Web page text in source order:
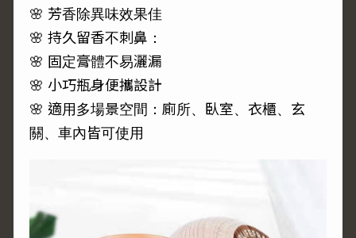
🌸 芳香除異味效果佳
🌸 持久留香不刺鼻：
🌸 固定膏體不易灑漏
🌸 小巧瓶身便攜設計
🌸 適用多場景空間：廁所、臥室、衣櫃、玄
關、車內皆可使用